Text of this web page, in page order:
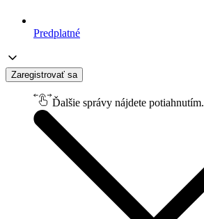
Predplatné
Zaregistrovať sa
Ďalšie správy nájdete potiahnutím.